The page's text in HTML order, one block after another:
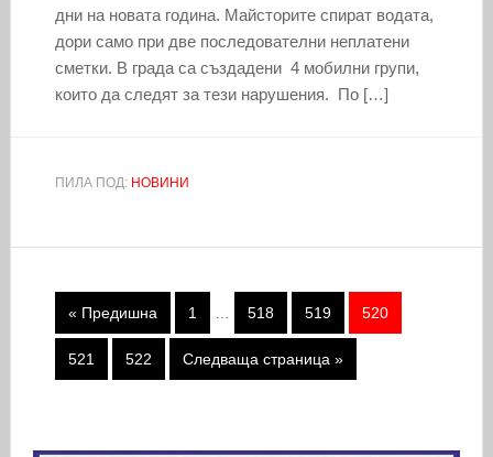
дни на новата година. Майсторите спират водата,
дори само при две последователни неплатени
сметки. В града са създадени 4 мобилни групи,
които да следят за тези нарушения. По […]
ПИЛА ПОД: НОВИНИ
« Предишна 1 518 519 520
521 522 Следваща страница »